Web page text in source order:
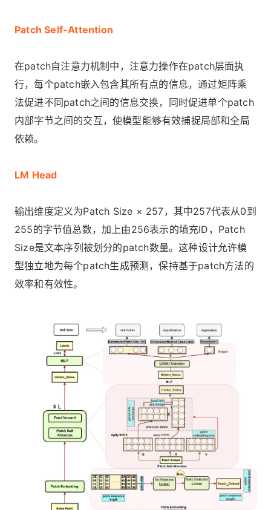
Patch Self-Attention
在patch自注意力机制中，注意力操作在patch层面执
行，每个patch嵌入包含其所有点的信息，通过矩阵乘
法促进不同patch之间的信息交换，同时促进单个patch
内部字节之间的交互，使模型能够有效捕捉局部和全局
依赖。
LM Head
输出维度定义为Patch Size × 257，其中257代表从0到
255的字节值总数，加上由256表示的填充ID，Patch
Size是文本序列被划分的patch数量。这种设计允许模
型独立地为每个patch生成预测，保持基于patch方法的
效率和有效性。